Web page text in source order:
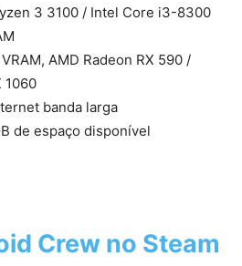
3 3100 / Intel Core i3-8300
AMD Radeon RX 590 /
1060
banda larga
de espaço disponível
Crew no Steam